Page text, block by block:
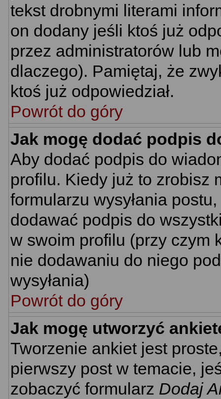
tekst drobnymi literami
on dodany jeśli ktoś już
przez administratorów lub
dlaczego). Pamiętaj, że
ktoś już odpowiedział.
Powrót do góry
Jak mogę dodać podpis
Aby dodać podpis do
profilu. Kiedy już to zrobisz
formularzu wysyłania
dodawać podpis do
w swoim profilu (przy czym
nie dodawaniu do niego
wysyłania)
Powrót do góry
Jak mogę utworzyć
Tworzenie ankiet jest
pierwszy post w temacie,
zobaczyć formularz Dodaj